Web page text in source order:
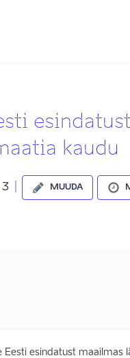
kaudu
3 MUUDA
Eesti esindatust